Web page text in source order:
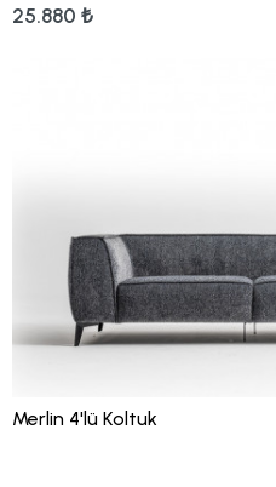
25.880 ₺
Merlin 4'lü Koltuk